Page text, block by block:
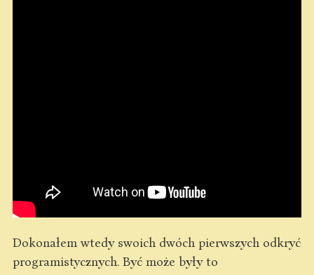
Dokonałem wtedy swoich dwóch pierwszych odkryć
programistycznych. Być może były to